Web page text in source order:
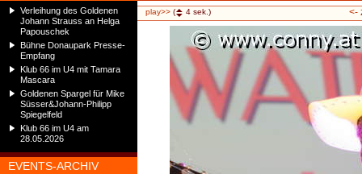
Verleihung des Goldenen
Johann Strauss an Helga
Papouschek
Bühne Donaupark Presse-
Empfang
Klub 66 im U4 mit Tamara
Mascara
Goldenen Spargel für Mike
Süsser&Johann-Philipp
Spiegelfeld
Klub 66 im U4 am
28.05.2026
EVENTS-ARCHIV
play>> ( 4 sek.) <-